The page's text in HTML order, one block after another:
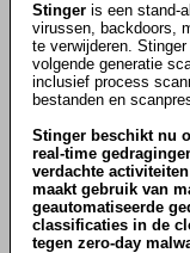
Stinger is een stand-
virussen, backdoors,
te verwijderen.
volgende generatie
inclusief process
bestanden en
Stinger beschikt nu
real-time
verdachte
maakt gebruik van
geautomatiseerde
classificaties in de
tegen zero-day